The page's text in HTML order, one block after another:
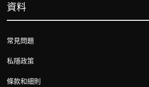
資料
常見問題
私隱政策
條款和細則